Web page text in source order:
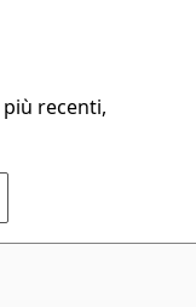
recenti,